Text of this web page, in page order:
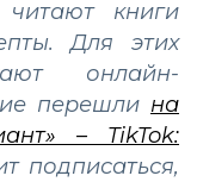
книги
Для этих
онлайн-
перешли на
– TikTok:
подписаться,